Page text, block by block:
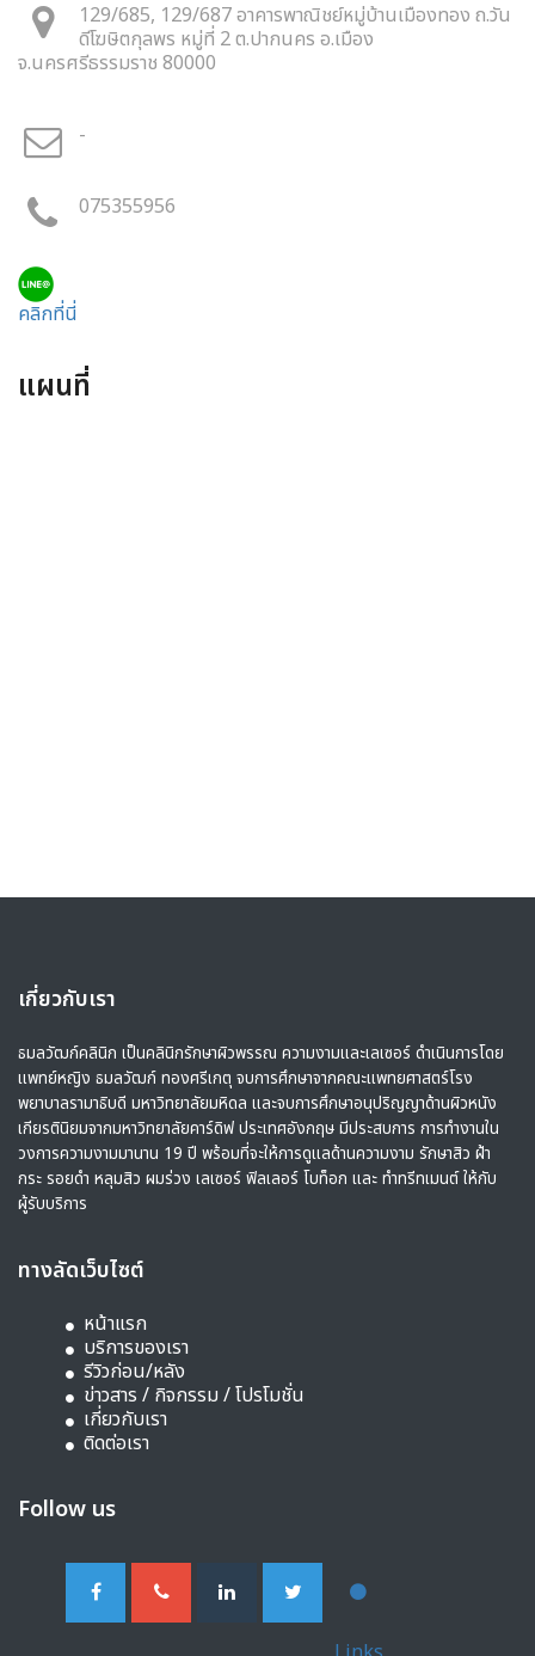
129/685, 129/687 อาคารพาณิชย์หมู่บ้านเมืองทอง ถ.วัน
ดีโฆษิตกุลพร หมู่ที่ 2 ต.ปากนคร อ.เมือง
จ.นครศรีธรรมราช 80000
-
075355956
คลิกที่นี่
แผนที่
เกี่ยวกับเรา
ธมลวัฒก์คลินิก เป็นคลินิกรักษาผิวพรรณ ความงามและเลเซอร์ ดำเนินการโดย
แพทย์หญิง ธมลวัฒก์ ทองศรีเกตุ จบการศึกษาจากคณะแพทยศาสตร์โรง
พยาบาลรามาธิบดี มหาวิทยาลัยมหิดล และจบการศึกษาอนุปริญญาด้านผิวหนัง
เกียรตินิยมจากมหาวิทยาลัยคาร์ดิฟ ประเทศอังกฤษ มีประสบการ การทำงานใน
วงการความงามมานาน 19 ปี พร้อมที่จะให้การดูแลด้านความงาม รักษาสิว ฝ้า
กระ รอยดำ หลุมสิว ผมร่วง เลเซอร์ ฟิลเลอร์ โบท็อก และ ทำทรีทเมนต์ ให้กับ
ผู้รับบริการ
ทางลัดเว็บไซต์
หน้าแรก
บริการของเรา
รีวิวก่อน/หลัง
ข่าวสาร / กิจกรรม / โปรโมชั่น
เกี่ยวกับเรา
ติดต่อเรา
Follow us